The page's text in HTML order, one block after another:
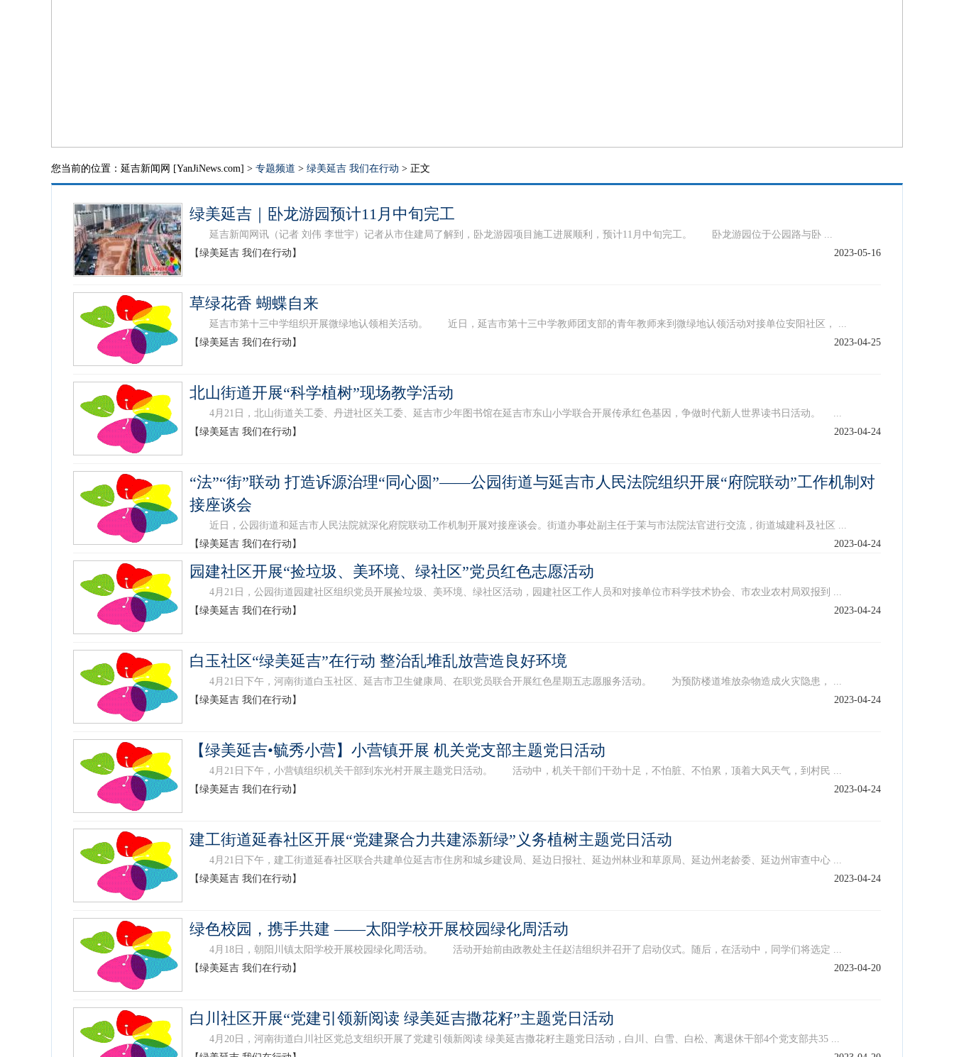
您当前的位置：延吉新闻网 [YanJiNews.com] > 专题频道 > 绿美延吉 我们在行动 > 正文
绿美延吉｜卧龙游园预计11月中旬完工
延吉新闻网讯（记者 刘伟 李世宇）记者从市住建局了解到，卧龙游园项目施工进展顺利，预计11月中旬完工。 卧龙游园位于公园路与卧 ...
2023-05-16
【绿美延吉 我们在行动】
草绿花香 蝴蝶自来
延吉市第十三中学组织开展微绿地认领相关活动。 近日，延吉市第十三中学教师团支部的青年教师来到微绿地认领活动对接单位安阳社区， ...
2023-04-25
【绿美延吉 我们在行动】
北山街道开展“科学植树”现场教学活动
4月21日，北山街道关工委、丹进社区关工委、延吉市少年图书馆在延吉市东山小学联合开展传承红色基因，争做时代新人世界读书日活动。 ...
2023-04-24
【绿美延吉 我们在行动】
“法”“街”联动 打造诉源治理“同心圆”——公园街道与延吉市人民法院组织开展“府院联动”工作机制对
接座谈会
近日，公园街道和延吉市人民法院就深化府院联动工作机制开展对接座谈会。街道办事处副主任于茉与市法院法官进行交流，街道城建科及社区 ...
2023-04-24
【绿美延吉 我们在行动】
园建社区开展“捡垃圾、美环境、绿社区”党员红色志愿活动
4月21日，公园街道园建社区组织党员开展捡垃圾、美环境、绿社区活动，园建社区工作人员和对接单位市科学技术协会、市农业农村局双报到 ...
2023-04-24
【绿美延吉 我们在行动】
白玉社区“绿美延吉”在行动 整治乱堆乱放营造良好环境
4月21日下午，河南街道白玉社区、延吉市卫生健康局、在职党员联合开展红色星期五志愿服务活动。 为预防楼道堆放杂物造成火灾隐患， ...
2023-04-24
【绿美延吉 我们在行动】
【绿美延吉•毓秀小营】小营镇开展 机关党支部主题党日活动
4月21日下午，小营镇组织机关干部到东光村开展主题党日活动。 活动中，机关干部们干劲十足，不怕脏、不怕累，顶着大风天气，到村民 ...
2023-04-24
【绿美延吉 我们在行动】
建工街道延春社区开展“党建聚合力共建添新绿”义务植树主题党日活动
4月21日下午，建工街道延春社区联合共建单位延吉市住房和城乡建设局、延边日报社、延边州林业和草原局、延边州老龄委、延边州审查中心 ...
2023-04-24
【绿美延吉 我们在行动】
绿色校园，携手共建 ——太阳学校开展校园绿化周活动
4月18日，朝阳川镇太阳学校开展校园绿化周活动。 活动开始前由政教处主任赵洁组织并召开了启动仪式。随后，在活动中，同学们将选定 ...
2023-04-20
【绿美延吉 我们在行动】
白川社区开展“党建引领新阅读 绿美延吉撒花籽”主题党日活动
4月20日，河南街道白川社区党总支组织开展了党建引领新阅读 绿美延吉撒花籽主题党日活动，白川、白雪、白松、离退休干部4个党支部共35 ...